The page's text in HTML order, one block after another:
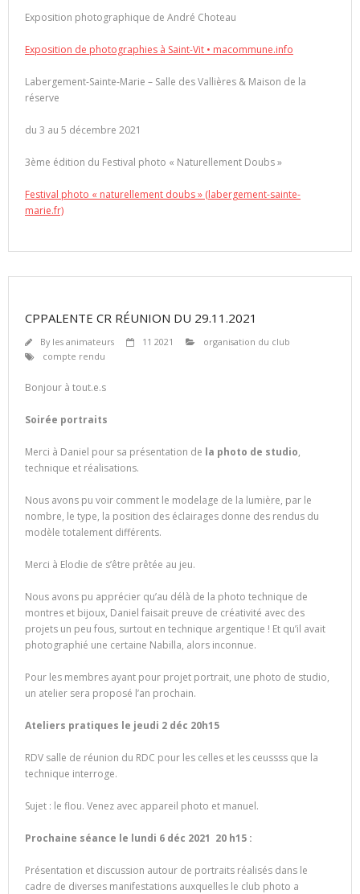
Exposition photographique de André Choteau
Exposition de photographies à Saint-Vit • macommune.info
Labergement-Sainte-Marie – Salle des Vallières & Maison de la
réserve
du 3 au 5 décembre 2021
3ème édition du Festival photo « Naturellement Doubs »
Festival photo « naturellement doubs » (labergement-sainte-
marie.fr)
CPPALENTE CR RÉUNION DU 29.11.2021
By les animateurs 11 2021
organisation du club
compte rendu
Bonjour à tout.e.s
Soirée portraits
Merci à Daniel pour sa présentation de la photo de studio,
technique et réalisations.
Nous avons pu voir comment le modelage de la lumière, par le
nombre, le type, la position des éclairages donne des rendus du
modèle totalement différents.
Merci à Elodie de s’être prêtée au jeu.
Nous avons pu apprécier qu’au délà de la photo technique de
montres et bijoux, Daniel faisait preuve de créativité avec des
projets un peu fous, surtout en technique argentique ! Et qu’il avait
photographié une certaine Nabilla, alors inconnue.
Pour les membres ayant pour projet portrait, une photo de studio,
un atelier sera proposé l’an prochain.
Ateliers pratiques le jeudi 2 déc 20h15
RDV salle de réunion du RDC pour les celles et les ceussss que la
technique interroge.
Sujet : le flou. Venez avec appareil photo et manuel.
Prochaine séance le lundi 6 déc 2021 20 h15 :
Présentation et discussion autour de portraits réalisés dans le
cadre de diverses manifestations auxquelles le club photo a